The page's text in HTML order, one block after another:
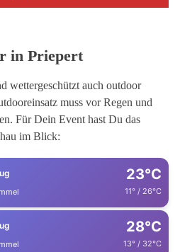
in Priepert
wettergeschützt auch outdoor
muss vor Regen und
Für Dein Event hast Du das
im Blick:
23°C
11° / 26°C
28°C
13° / 32°C